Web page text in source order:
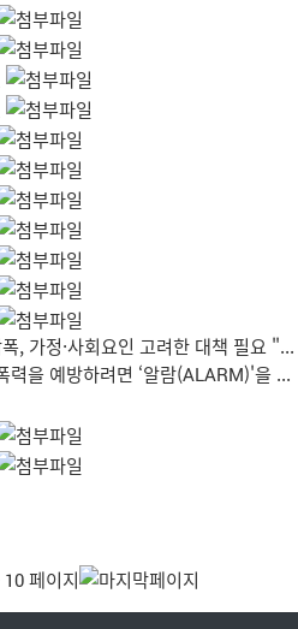
, 가정·사회요인 고려한 대책 필요 "...
력을 예방하려면 ‘알람(ALARM)'을 ...